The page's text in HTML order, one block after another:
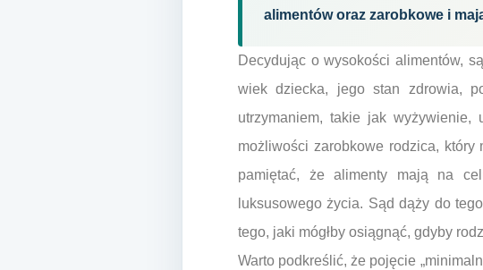
alimentów oraz zarobkowe i
Decydując o wysokości alimentów,
wiek dziecka, jego stan zdrowia,
utrzymaniem, takie jak
możliwości zarobkowe rodzica,
pamiętać, że alimenty mają na
luksusowego życia. Sąd dąży do
tego, jaki mógłby osiągnąć, gdyby
Warto podkreślić, że pojęcie